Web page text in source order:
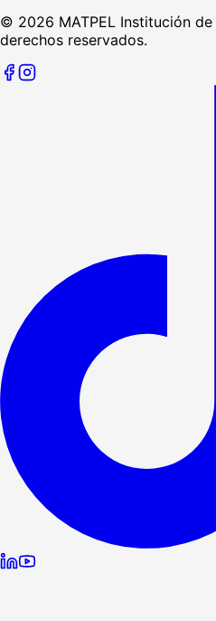
© 2026 MATPEL Institución
derechos reservados.